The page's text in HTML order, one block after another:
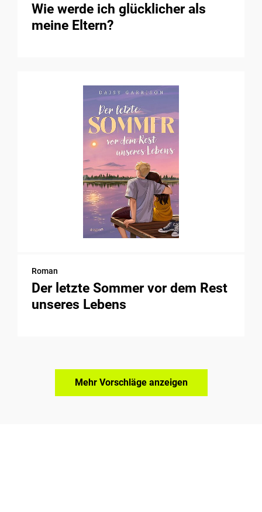
Wie werde ich glücklicher als
meine Eltern?
Roman
Der letzte Sommer vor dem Rest
unseres Lebens
Mehr Vorschläge anzeigen